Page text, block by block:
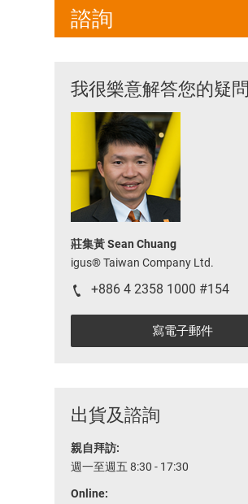
諮詢
我很樂意解答您的疑問
莊集黃 Sean Chuang
igus® Taiwan Company Ltd.
+886 4 2358 1000 #154
寫電子郵件
出貨及諮詢
親自拜訪:
週一至週五 8:30 - 17:30
Online: